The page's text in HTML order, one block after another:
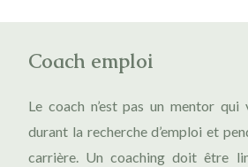
Coach emploi
Le coach n’est pas un mentor qui
durant la recherche d’emploi et
carrière. Un coaching doit être